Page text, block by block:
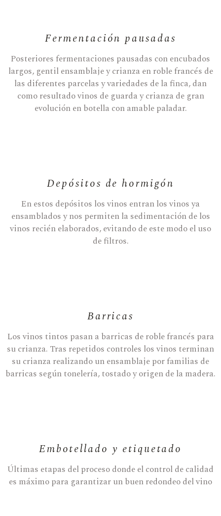
Fermentación pausadas
Posteriores fermentaciones pausadas con encubados
largos, gentil ensamblaje y crianza en roble francés de
las diferentes parcelas y variedades de la finca, dan
como resultado vinos de guarda y crianza de gran
evolución en botella con amable paladar.
Depósitos de hormigón
En estos depósitos los vinos entran los vinos ya
ensamblados y nos permiten la sedimentación de los
vinos recién elaborados, evitando de este modo el uso
de filtros.
Barricas
Los vinos tintos pasan a barricas de roble francés para
su crianza. Tras repetidos controles los vinos terminan
su crianza realizando un ensamblaje por familias de
barricas según tonelería, tostado y origen de la madera.
Embotellado y etiquetado
Últimas etapas del proceso donde el control de calidad
es máximo para garantizar un buen redondeo del vino